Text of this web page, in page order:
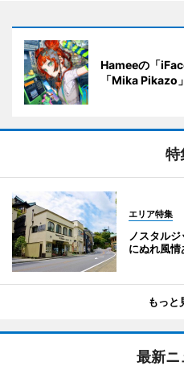
Hameeの「
「Mika Pikazo
特
エリア特集
ノスタル
にぬれ風情
もっと
最新ニ